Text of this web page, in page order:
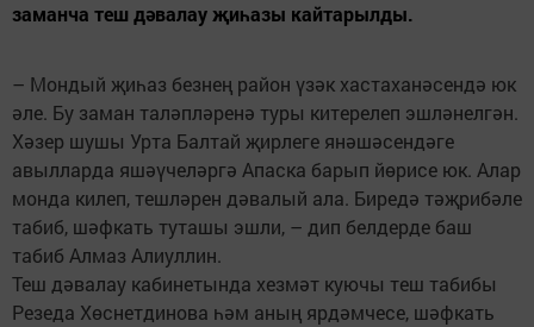
заманча теш дәвалау җиһазы кайтарылды.
– Мондый җиһаз безнең район үзәк хастаханәсендә юк
әле. Бу заман таләпләренә туры китерелеп эшләнелгән.
Хәзер шушы Урта Балтай җирлеге янәшәсендәге
авылларда яшәүчеләргә Апаска барып йөрисе юк. Алар
монда килеп, тешләрен дәвалый ала. Биредә тәҗрибәле
табиб, шәфкать туташы эшли, – дип белдерде баш
табиб Алмаз Алиуллин.
Теш дәвалау кабинетында хезмәт куючы теш табибы
Резеда Хөснетдинова һәм аның ярдәмчесе, шәфкать